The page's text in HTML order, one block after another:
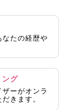
たの経歴や
ング
ーがオンラ
きます。